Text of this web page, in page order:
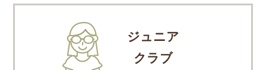
ジュニア
クラブ